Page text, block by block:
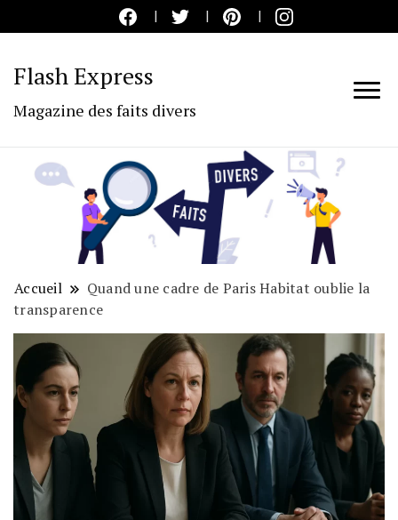
Flash Express
Magazine des faits divers
Accueil
Quand une cadre de Paris Habitat oublie la
transparence